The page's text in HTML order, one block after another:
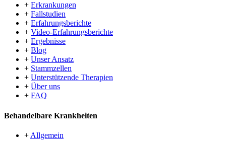
+ Erkrankungen
+ Fallstudien
+ Erfahrungsberichte
+ Video-Erfahrungsberichte
+ Ergebnisse
+ Blog
+ Unser Ansatz
+ Stammzellen
+ Unterstützende Therapien
+ Über uns
+ FAQ
Behandelbare Krankheiten
+ Allgemein